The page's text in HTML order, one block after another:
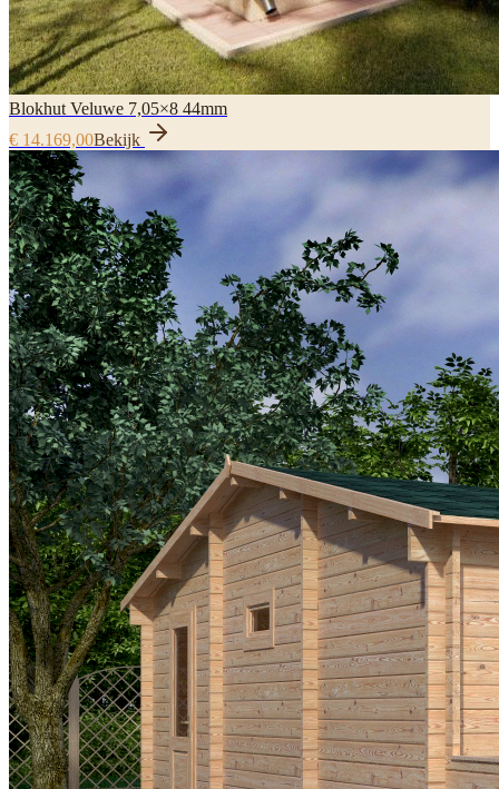
Blokhut Veluwe 7,05×8 44mm
€ 14.169,00Bekijk